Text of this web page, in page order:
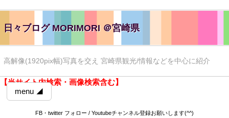
日々ブログ MORIMORI ＠宮崎県
高解像(1920pix幅)写真を交え 宮崎県観光/情報などを中心に紹介
【当サイト内検索・画像検索含む】
menu ◢
FB・twitter フォロー / Youtubeチャンネル登録お願いします(^^)